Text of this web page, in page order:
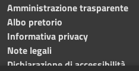
Amministrazione trasparente
Albo pretorio
Informativa privacy
Note legali
Dichiarazione di accessibilità